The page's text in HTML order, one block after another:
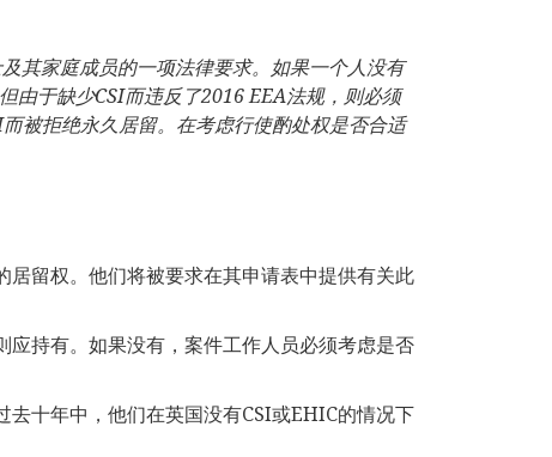
其家庭成员的一项法律要求。如果一个人没有
但由于缺少CSI而违反了2016 EEA法规，则必须
而被拒绝永久居留。在考虑行使酌处权是否合适
留权。他们将被要求在其申请表中提供有关此
持有。如果没有，案件工作人员必须考虑是否
十年中，他们在英国没有CSI或EHIC的情况下